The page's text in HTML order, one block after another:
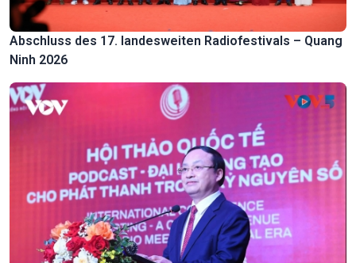
Abschluss des 17. landesweiten Radiofestivals – Quang
Ninh 2026